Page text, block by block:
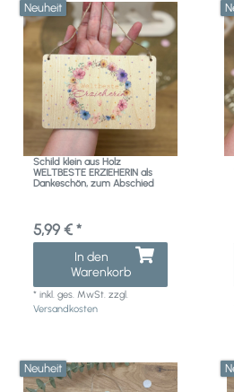
Neuheit
Schild klein aus Holz
WELTBESTE ERZIEHERIN als
Dankeschön, zum Abschied
5,99 € *
In den
Warenkorb
*inkl. ges. MwSt. zzgl.
Versandkosten
Neuheit